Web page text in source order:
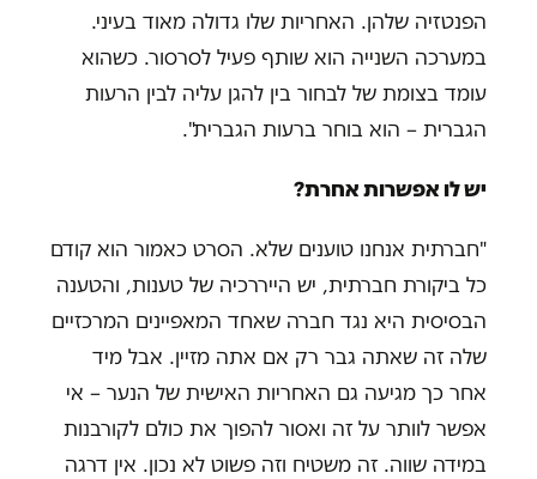
הפנטזיה שלהן. האחריות שלו גדולה מאוד בעיני.
במערכה השנייה הוא שותף פעיל לסרסור. כשהוא
עומד בצומת של לבחור בין להגן עליה לבין הרעות
הגברית – הוא בוחר ברעות הגברית".
יש לו אפשרות אחרת?
"חברתית אנחנו טוענים שלא. הסרט כאמור הוא קודם
כל ביקורת חברתית, יש הייררכיה של טענות, והטענה
הבסיסית היא נגד חברה שאחד המאפיינים המרכזיים
שלה זה שאתה גבר רק אם אתה מזיין. אבל מיד
אחר כך מגיעה גם האחריות האישית של הנער – אי
אפשר לוותר על זה ואסור להפוך את כולם לקורבנות
במידה שווה. זה משטיח וזה פשוט לא נכון. אין דרגה